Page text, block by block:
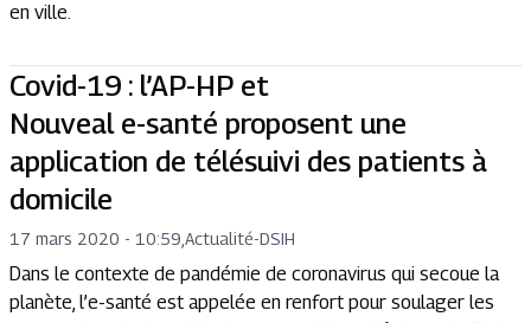
en ville.
Covid-19 : l’AP-HP et
Nouveal e-santé proposent une
application de télésuivi des patients à
domicile
17 mars 2020 - 10:59 Actualité-DSIH
Dans le contexte de pandémie de coronavirus qui secoue la
planète, l’e-santé est appelée en renfort pour soulager les